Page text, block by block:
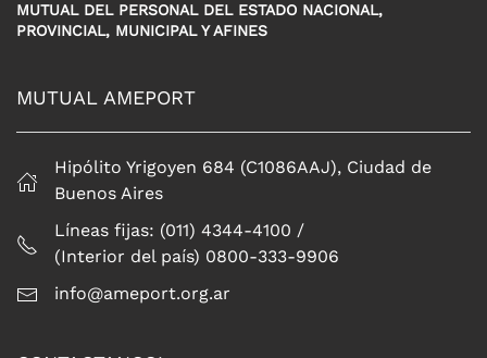
MUTUAL DEL PERSONAL DEL ESTADO NACIONAL,
PROVINCIAL, MUNICIPAL Y AFINES
MUTUAL AMEPORT
Hipólito Yrigoyen 684 (C1086AAJ), Ciudad de
Buenos Aires
Líneas fijas: (011) 4344-4100 /
(Interior del país) 0800-333-9906
info@ameport.org.ar